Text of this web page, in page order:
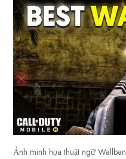
Ảnh minh họa thuật ngữ